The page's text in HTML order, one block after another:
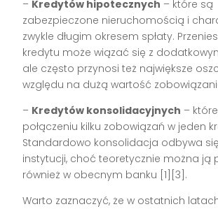
– Kredytów hipotecznych – które są
zabezpieczone nieruchomością i
zwykle długim okresem spłaty.
kredytu może wiązać się z
ale często przynosi też największe
względu na dużą wartość
– Kredytów konsolidacyjnych –
połączeniu kilku zobowiązań w jeden
Standardowo konsolidacja odbywa
instytucji, choć teoretycznie można ją
również w obecnym banku [1][3].
Warto zaznaczyć, że w ostatnich